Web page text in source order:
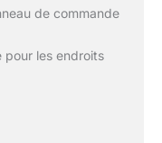
de commande
pour les endroits